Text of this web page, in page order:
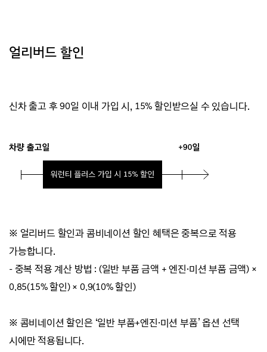
얼리버드 할인
신차 출고 후 90일 이내 가입 시, 15% 할인받으실 수 있습니다.
※ 얼리버드 할인과 콤비네이션 할인 혜택은 중복으로 적용
가능합니다.
- 중복 적용 계산 방법 : (일반 부품 금액 + 엔진·미션 부품 금액) ×
0.85(15% 할인) × 0.9(10% 할인)
※ 콤비네이션 할인은 ‘일반 부품+엔진·미션 부품’ 옵션 선택
시에만 적용됩니다.